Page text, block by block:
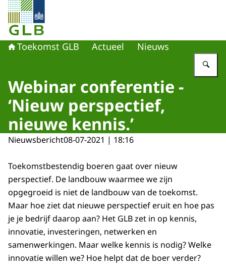
Naar de homepage van Toekomst GLB
Toekomst GLB Actueel Nieuws
Webinar conferentie -
‘Nieuw perspectief,
nieuwe kennis.’
Nieuwsbericht08-07-2021 | 18:16
Toekomstbestendig boeren gaat over nieuw
perspectief. De landbouw waarmee we zijn
opgegroeid is niet de landbouw van de toekomst.
Maar hoe ziet dat nieuwe perspectief eruit en hoe pas
je je bedrijf daarop aan? Het GLB zet in op kennis,
innovatie, investeringen, netwerken en
samenwerkingen. Maar welke kennis is nodig? Welke
innovatie willen we? Hoe helpt dat de boer verder?